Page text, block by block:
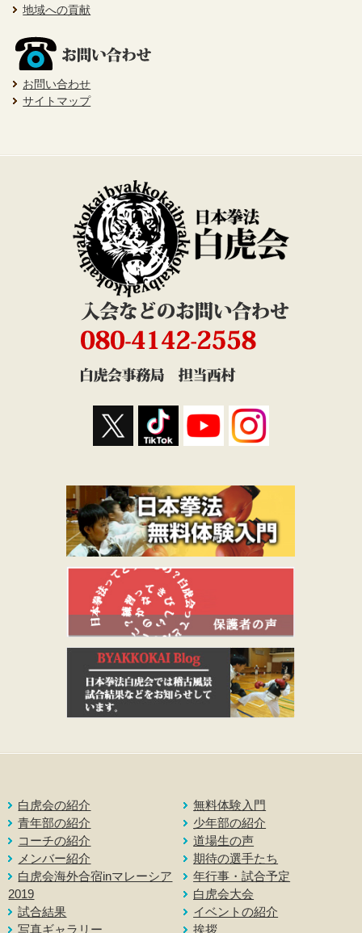
地域への貢献
お問い合わせ
サイトマップ
白虎会の紹介
無料体験入門
青年部の紹介
少年部の紹介
コーチの紹介
道場生の声
メンバー紹介
期待の選手たち
白虎会海外合宿inマレーシア
2019
年行事・試合予定
白虎会大会
試合結果
イベントの紹介
写真ギャラリー
挨拶